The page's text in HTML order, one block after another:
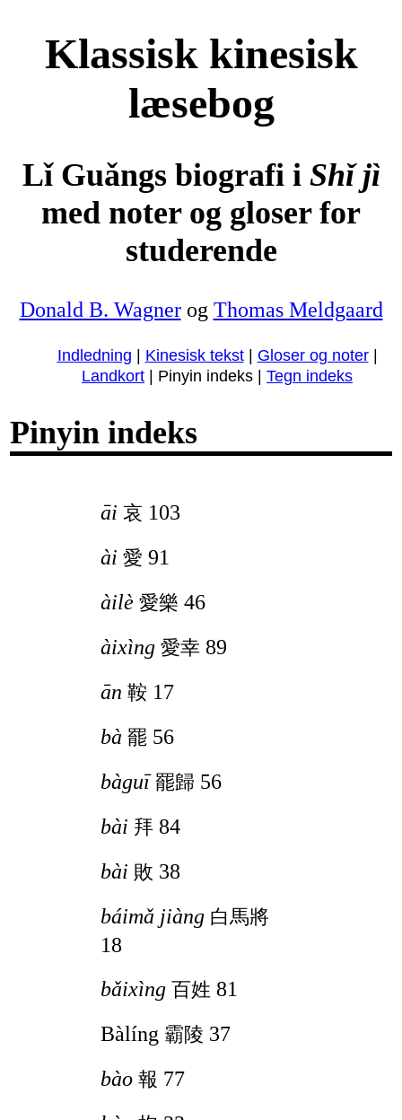
Klassisk kinesisk
læsebog
Lǐ Guǎngs biografi i Shǐ jì
med noter og gloser for
studerende
Donald B. Wagnerog Thomas Meldgaard
Indledning Kinesisk tekst| Gloser og noter|
Landkort | Pinyin indeks | Tegn indeks
Pinyin indeks
āi 哀 103
ài 愛 91
àilè 愛樂 46
àixìng 愛幸 89
ān 鞍 17
bà 罷 56
bàguī罷歸 56
bài 拜 84
bài 敗 38
báimǎ jiàng 白馬將
18
bǎixìng 百姓 81
Bàlíng 霸陵 37
bào 報 77